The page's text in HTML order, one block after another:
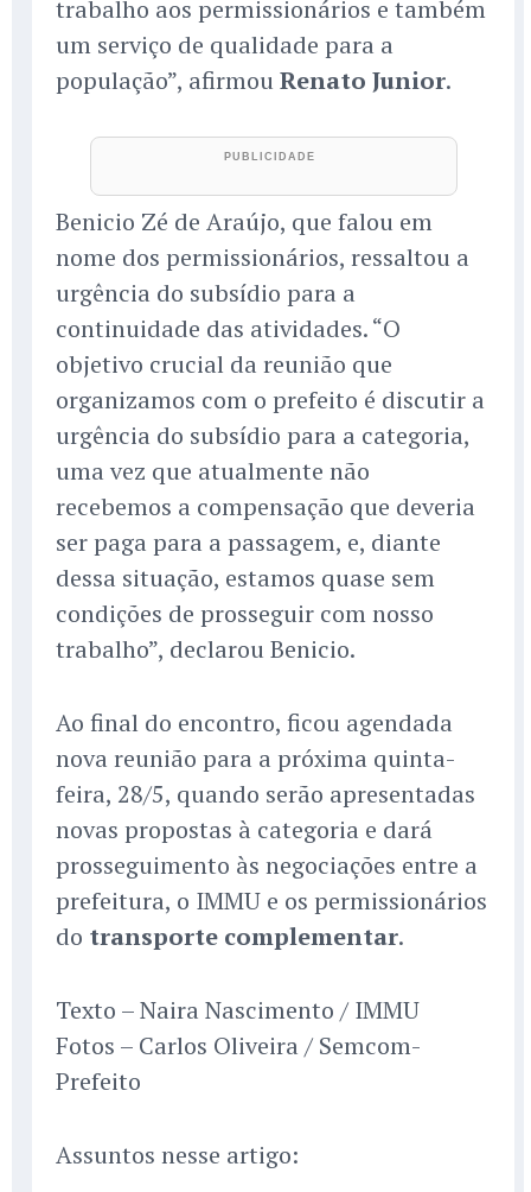
trabalho aos permissionários e também
um serviço de qualidade para a
população”, afirmou Renato Junior.
Benicio Zé de Araújo, que falou em
nome dos permissionários, ressaltou a
urgência do subsídio para a
continuidade das atividades. “O
objetivo crucial da reunião que
organizamos com o prefeito é discutir a
urgência do subsídio para a categoria,
uma vez que atualmente não
recebemos a compensação que deveria
ser paga para a passagem, e, diante
dessa situação, estamos quase sem
condições de prosseguir com nosso
trabalho”, declarou Benicio.
Ao final do encontro, ficou agendada
nova reunião para a próxima quinta-
feira, 28/5, quando serão apresentadas
novas propostas à categoria e dará
prosseguimento às negociações entre a
prefeitura, o IMMU e os permissionários
do transporte complementar.
Texto – Naira Nascimento / IMMU
Fotos – Carlos Oliveira / Semcom-
Prefeito
Assuntos nesse artigo: